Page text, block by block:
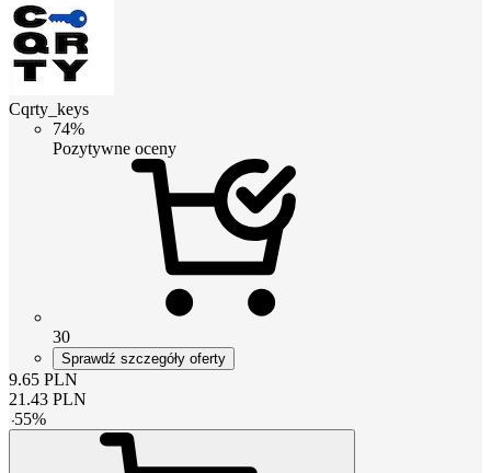
Cqrty_keys
74%
Pozytywne oceny
30
Sprawdź szczegóły oferty
9.65 PLN
21.43 PLN
-55%